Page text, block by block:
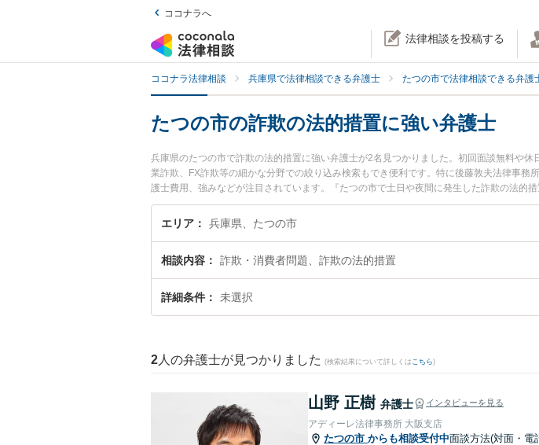
ココナラへ
法律相談を投稿する
ココナラ法律相談 兵庫県で法律相談できる弁護士 たつの市で法律相談できる弁護
たつの市の詐欺の法的措置に強い弁護士
兵庫県のたつの市で詐欺の法的措置に強い弁護士が2名見つかりました。初回面談無料や
業詐欺、FX詐欺等の細かな分野での絞り込み検索もでき便利です。特に後藤敦夫法律事
護士費用、強みなどが注目されています。『たつの市で土日や夜間に発生した詐欺の法的
豊富な近くの弁護士を検索したい』『初回相談無料で詐欺の法的措置を法律相談できるた
エリア 兵庫県、たつの市
相談内容 詐欺・消費者問題、詐欺の法的措置
詳細条件 未選択
2 人の弁護士が見つかりました (検索結果について詳しくは こちら)
山野 正樹 弁護士 インタビューを見る
アディーレ法律事務所 大阪支店
たつの市 からも相談受付中面談方法(対面・電